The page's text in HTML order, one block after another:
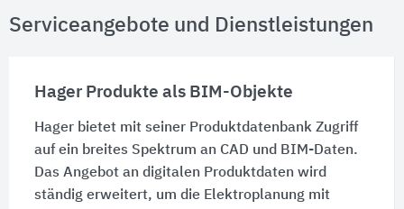
Serviceangebote und Dienstleistungen
Hager Produkte als BIM-Objekte
Hager bietet mit seiner Produktdatenbank Zugriff
auf ein breites Spektrum an CAD und BIM-Daten.
Das Angebot an digitalen Produktdaten wird
ständig erweitert, um die Elektroplanung mit